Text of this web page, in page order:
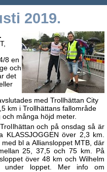
2019.
8 en
och
det
med Trollhättan City
km i Trollhättans fallområde
många höjd meter.
och på onsdag så är
över 2,3 km.
bl a Alliansloppet MTB, där
25, 37,5 och 75 km. På
över 48 km och Wilhelm
under loppet. Mer info om